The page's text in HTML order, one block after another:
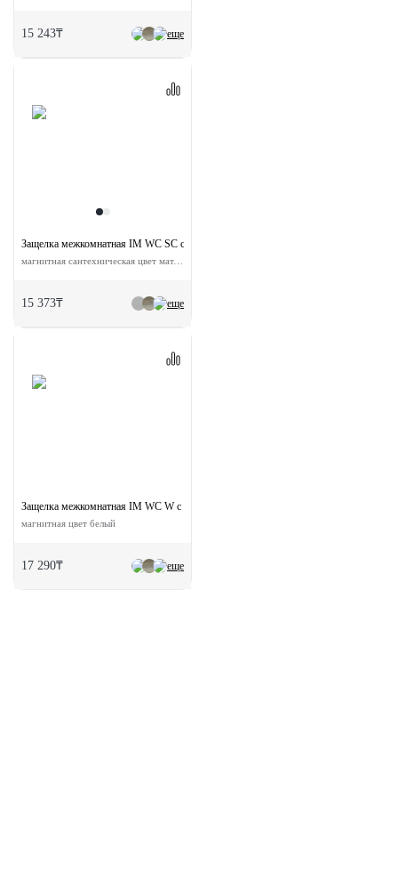
еще
15 243₸
еще
Защелка межкомнатная IM WC SC с ответной планкой
магнитная сантехническая цвет мат. хром
15 373₸
еще
Защелка межкомнатная IM WC W с ответной планкой
магнитная цвет белый
17 290₸